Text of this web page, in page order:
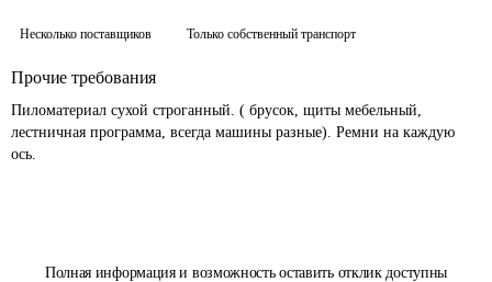
Полная информация и возможность оставить отклик доступны
Несколько поставщиков Только собственный транспорт
Прочие требования
Пиломатериал сухой строганный. ( брусок, щиты мебельный,
лестничная программа, всегда машины разные). Ремни на каждую
ось.